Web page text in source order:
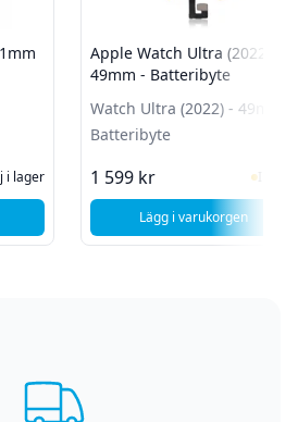
i lager, besök produktsidan för
i lager
9 gen - 41mm - Batteribyte
Apple Watch Ultra (2022) -
49mm - Batteribyte
Watch Ultra (2022) - 49mm -
Batteribyte
1 599 kr I
Lägg i varukorgen
, Apple Watch